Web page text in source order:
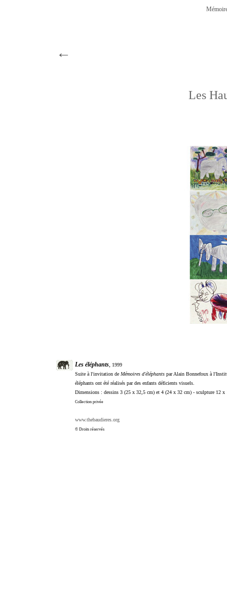
←
Les
Les éléphants, 1999
Suite à l'invitation de Mémoires d'éléphants par Alain Bonnefoux à
éléphants ont été réalisés par des enfants déficients visuels.
Dimensions : dessins 3 (25 x 32,5 cm) et 4 (24 x 32 cm) - sculpture 12 x
Collection privée
www.thebaudieres.org
© Droits réservés